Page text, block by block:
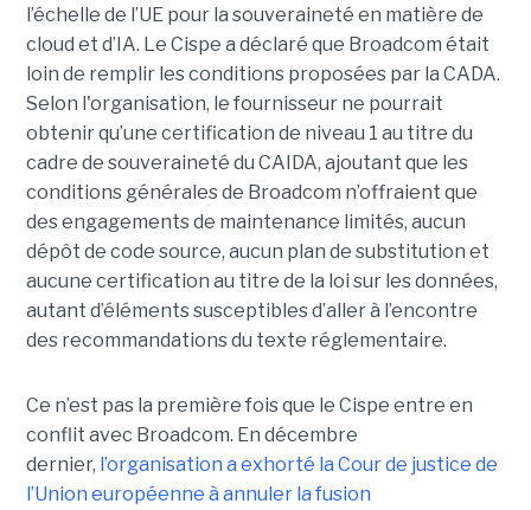
l’échelle de l’UE pour la souveraineté en matière de
cloud et d’IA. Le Cispe a déclaré que Broadcom était
loin de remplir les conditions proposées par la CADA.
Selon l'organisation, le fournisseur ne pourrait
obtenir qu’une certification de niveau 1 au titre du
cadre de souveraineté du CAIDA, ajoutant que les
conditions générales de Broadcom n’offraient que
des engagements de maintenance limités, aucun
dépôt de code source, aucun plan de substitution et
aucune certification au titre de la loi sur les données,
autant d’éléments susceptibles d’aller à l’encontre
des recommandations du texte réglementaire.
Ce n’est pas la première fois que le Cispe entre en
conflit avec Broadcom. En décembre
dernier, l’organisation a exhorté la Cour de justice de
l’Union européenne à annuler la fusion